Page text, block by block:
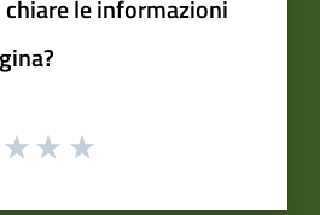
le informazioni